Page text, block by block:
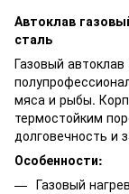
Автоклав
сталь
Газовый автоклав
мяса и рыбы.
термостойким
долговечность и
Особенности:
Газовый